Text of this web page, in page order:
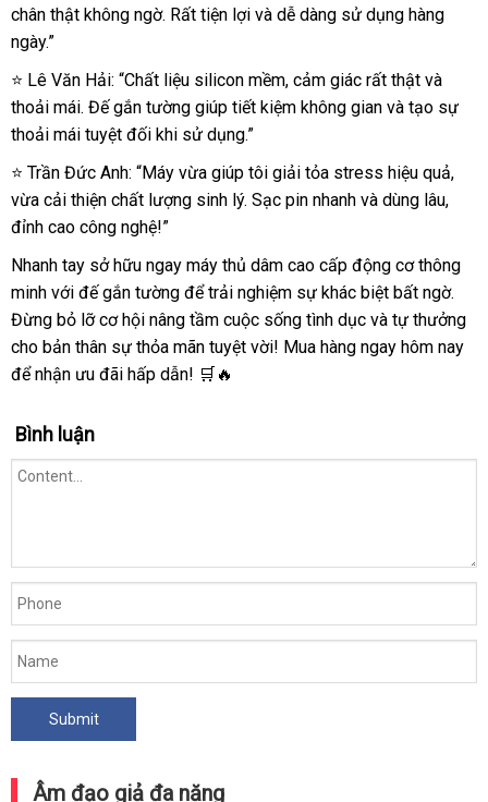
chân thật không ngờ. Rất tiện lợi và dễ dàng sử dụng hàng
ngày.”
⭐ Lê Văn Hải: “Chất liệu silicon mềm, cảm giác rất thật và
thoải mái. Đế gắn tường giúp tiết kiệm không gian và tạo sự
thoải mái tuyệt đối khi sử dụng.”
⭐ Trần Đức Anh: “Máy vừa giúp tôi giải tỏa stress hiệu quả,
vừa cải thiện chất lượng sinh lý. Sạc pin nhanh và dùng lâu,
đỉnh cao công nghệ!”
Nhanh tay sở hữu ngay máy thủ dâm cao cấp động cơ thông
minh với đế gắn tường để trải nghiệm sự khác biệt bất ngờ.
Đừng bỏ lỡ cơ hội nâng tầm cuộc sống tình dục và tự thưởng
cho bản thân sự thỏa mãn tuyệt vời! Mua hàng ngay hôm nay
để nhận ưu đãi hấp dẫn! 🛒🔥
Bình luận
Âm đạo giả đa năng